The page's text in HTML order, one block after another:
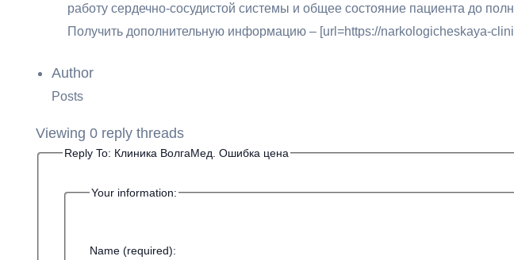
работу сердечно-сосудистой системы и общее состояние пациента до
Получить дополнительную информацию – [url=https://narkologicheskaya-
Author
Posts
Viewing 0 reply threads
Reply To: Клиника ВолгаМед. Ошибка цена
Your information:
Name (required):